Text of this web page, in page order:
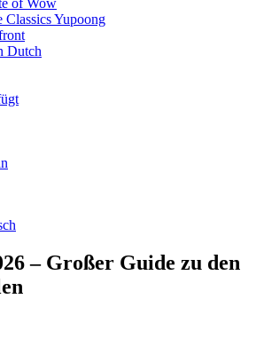
of Wow
Classics Yupoong
Dutch
– Großer Guide zu den